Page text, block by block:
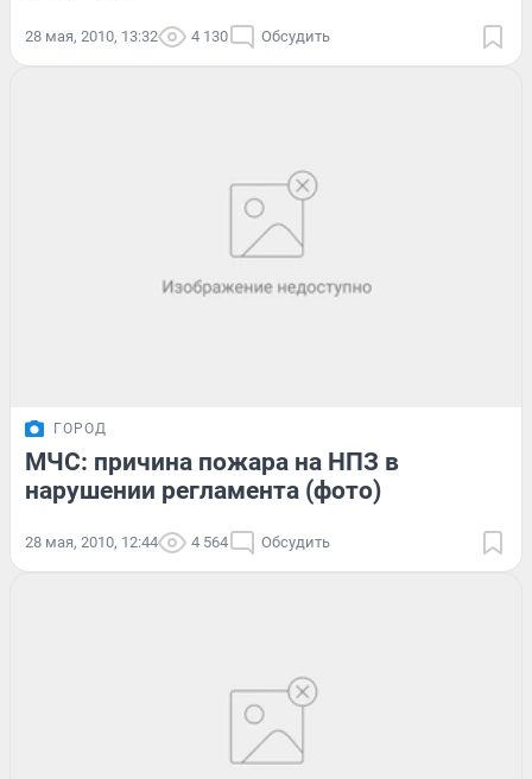
28 мая, 2010, 13:32 4 130 Обсудить
ГОРОД
МЧС: причина пожара на НПЗ в
нарушении регламента (фото)
28 мая, 2010, 12:44 4 564 Обсудить